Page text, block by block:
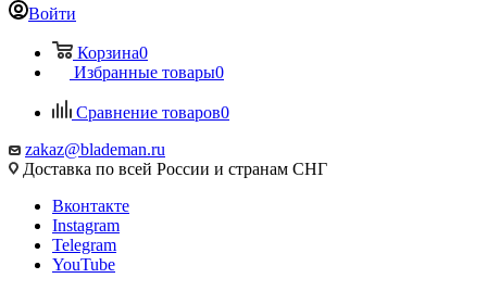
Войти
Корзина0
Избранные товары0
Сравнение товаров0
zakaz@blademan.ru
Доставка по всей России и странам СНГ
Вконтакте
Instagram
Telegram
YouTube